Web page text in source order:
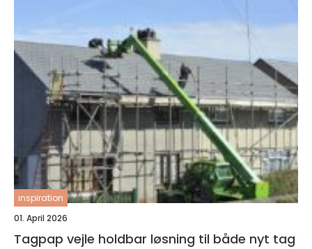
inspiration
01. April 2026
Tagpap vejle holdbar løsning til både nyt tag